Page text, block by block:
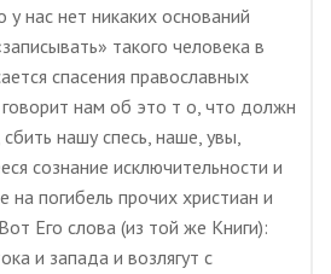
у нас нет никаких оснований
такого человека в
спасения православных
нам об это т о, что должн
нашу спесь, наше, увы,
сознание исключительности и
на погибель прочих христиан и
Его слова (из той же Книги):
и запада и возлягут с